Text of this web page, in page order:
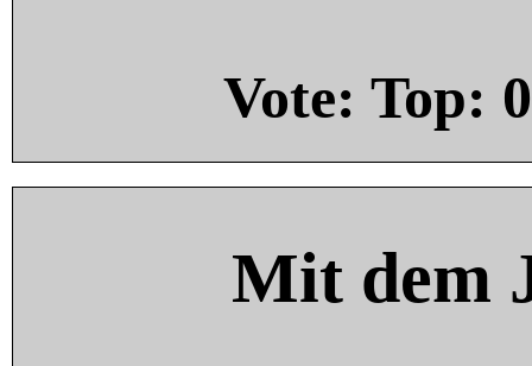
Vote: Top: 0
Mit dem